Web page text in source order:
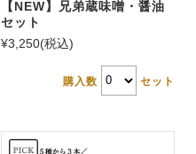
【NEW】兄弟蔵味噌・醤油
セット
¥3,250(税込)
購入数 セット